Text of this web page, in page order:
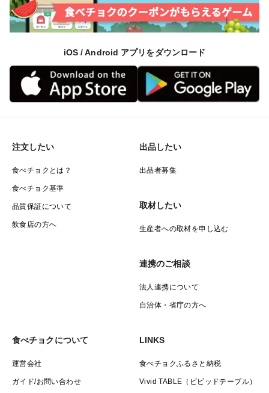
iOS / Android アプリをダウンロード
注文したい
食べチョクとは？
食べチョク基準
品質保証について
飲食店の方へ
出品したい
出品者募集
取材したい
生産者への取材を申し込む
連携のご相談
法人連携について
自治体・省庁の方へ
食べチョクについて
運営会社
ガイド/お問い合わせ
LINKS
食べチョクふるさと納税
Vivid TABLE（ビビッドテーブル）